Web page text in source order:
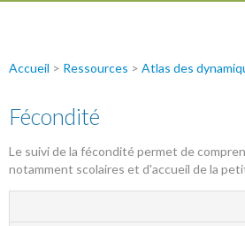
Accueil > Ressources > Atlas des
Fécondité
Le suivi de la fécondité permet de
notamment scolaires et d'accueil de la